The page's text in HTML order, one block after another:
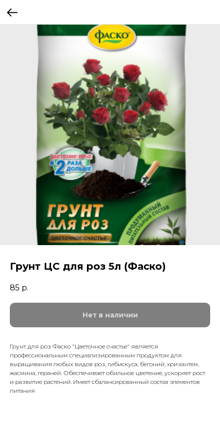
Грунт ЦС для роз 5л (Фаско)
85 р.
Нет в наличии
Грунт для роз Фаско "Цветочное счастье" является
профессиональным специализированным продуктом для
выращивания любых видов роз, гибискуса, бегоний, хризантем,
жасмина, гераней. Обеспечивает обильное цветение, ускоряет рост
и развитие растений. Имеет сбалансированный состав элементов
питания